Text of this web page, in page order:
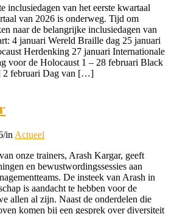
inclusiedagen van het eerste kwartaal
van 2026 is onderweg. Tijd om
naar de belangrijke inclusiedagen van
4 januari Wereld Braille dag 25 januari
Herdenking 27 januari Internationale
voor de Holocaust 1 – 28 februari Black
2 februari Dag van […]
/in Actueel
onze trainers, Arash Kargar, geeft
en bewustwordingssessies aan
De insteek van Arash in
is aandacht te hebben voor de
allen al zijn. Naast de onderdelen die
komen bij een gesprek over diversiteit